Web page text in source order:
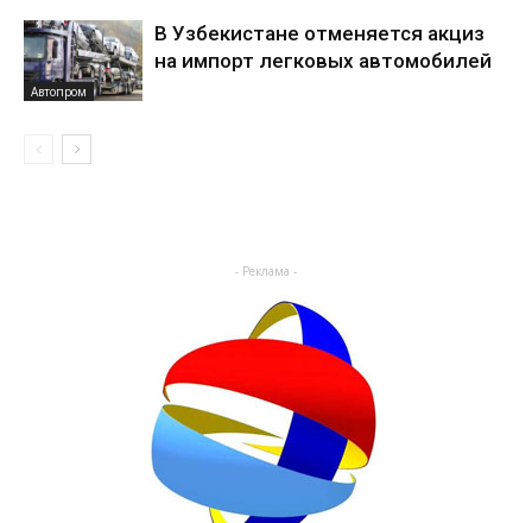
Автопром
В Узбекистане отменяется акциз
на импорт легковых автомобилей
- Реклама -